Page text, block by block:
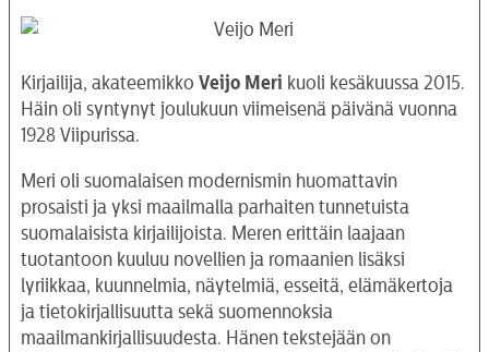
Kirjailija, akateemikko Veijo Meri kuoli kesäkuussa 2015.
Häin oli syntynyt joulukuun viimeisenä päivänä vuonna
1928 Viipurissa.
Meri oli suomalaisen modernismin huomattavin
prosaisti ja yksi maailmalla parhaiten tunnetuista
suomalaisista kirjailijoista. Meren erittäin laajaan
tuotantoon kuuluu novellien ja romaanien lisäksi
lyriikkaa, kuunnelmia, näytelmiä, esseitä, elämäkertoja
ja tietokirjallisuutta sekä suomennoksia
maailmankirjallisuudesta. Hänen tekstejään on